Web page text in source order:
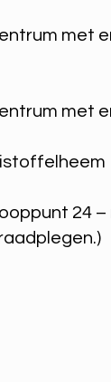
met
met
24